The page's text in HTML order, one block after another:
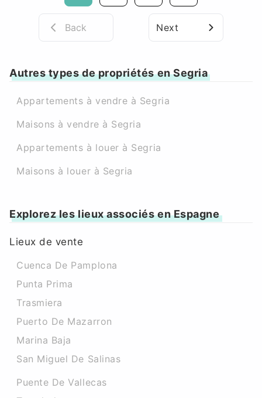
Back Next
Autres types de propriétés en Segria
Appartements à vendre à Segria
Maisons à vendre à Segria
Appartements à louer à Segria
Maisons à louer à Segria
Explorez les lieux associés en Espagne
Lieux de vente
Cuenca De Pamplona
Punta Prima
Trasmiera
Puerto De Mazarron
Marina Baja
San Miguel De Salinas
Puente De Vallecas